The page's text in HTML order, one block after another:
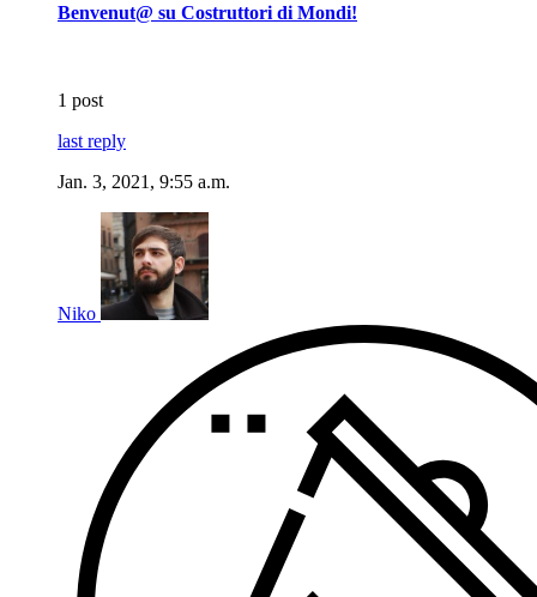
Benvenut@ su Costruttori di Mondi!
1 post
last reply
Jan. 3, 2021, 9:55 a.m.
Niko